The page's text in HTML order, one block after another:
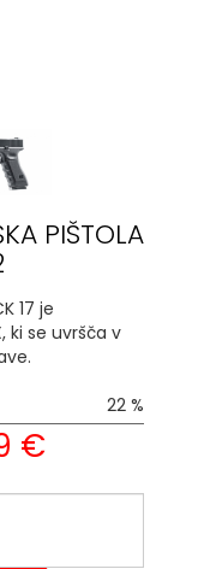
PIŠTOLA
17 je
ki se uvršča v
22 %
€